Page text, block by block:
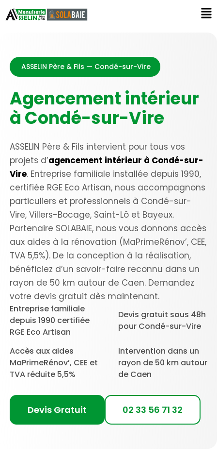
ASSELIN Père & Fils — Condé-sur-Vire
Agencement intérieur
à Condé-sur-Vire
ASSELIN Père & Fils intervient pour tous vos
projets d’agencement intérieur à Condé-sur-
Vire. Entreprise familiale installée depuis 1990,
certifiée RGE Eco Artisan, nous accompagnons
particuliers et professionnels à Condé-sur-
Vire, Villers-Bocage, Saint-Lô et Bayeux.
Partenaire SOLABAIE, nous vous donnons accès
aux aides à la rénovation (MaPrimeRénov’, CEE,
TVA 5,5%). De la conception à la réalisation,
bénéficiez d’un savoir-faire reconnu dans un
rayon de 50 km autour de Caen. Demandez
votre devis gratuit dès maintenant.
Entreprise familiale
depuis 1990 certifiée
RGE Eco Artisan
Devis gratuit sous 48h
pour Condé-sur-Vire
Accès aux aides
MaPrimeRénov’, CEE et
TVA réduite 5,5%
Intervention dans un
rayon de 50 km autour
de Caen
Devis Gratuit 02 33 56 71 32